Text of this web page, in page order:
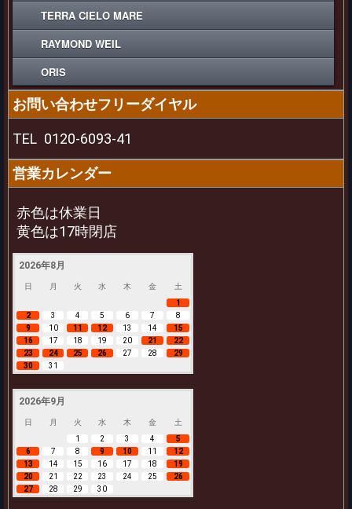
TERRA CIELO MARE
RAYMOND WEIL
ORIS
お問い合わせフリーダイヤル
TEL 0120-6093-41
営業カレンダー
赤色は休業日
黄色は17時閉店
2026年8月
日 月 火 水 木 金
土
1
2
3 4 5 6 7
8
9
10 11 12 13 14
15
16
17 18 19 20 21
22
23
24 25 26 27 28
29
30
31
2026年9月
日 月 火 水 木 金
土
1
2 3 4
5
6
7 8 9 10 11
12
13
14 15 16 17 18
19
20
21 22 23 24 25
26
27
28 29 30